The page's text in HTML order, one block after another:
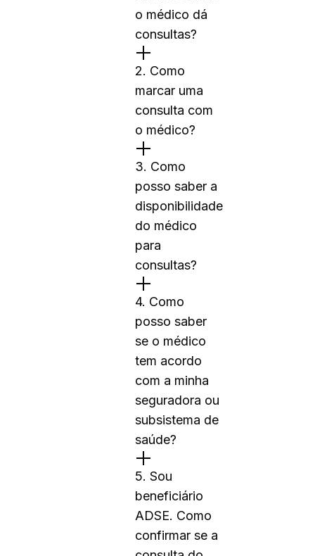
o médico dá
consultas?
2. Como
marcar uma
consulta com
o médico?
3. Como
posso saber a
disponibilidade
do médico
para
consultas?
4. Como
posso saber
se o médico
tem acordo
com a minha
seguradora ou
subsistema de
saúde?
5. Sou
beneficiário
ADSE. Como
confirmar se a